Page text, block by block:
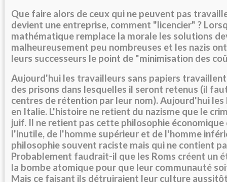
Que faire alors de ceux qui ne peuvent pas
devient une entreprise, comment "licencier" ?
mathématique remplace la morale les solutions
malheureusement peu nombreuses et les nazis
leurs successeurs le point de "minimisation des
Aujourd'hui les travailleurs sans papiers
des prisons dans lesquelles il seront retenus (il
centres de rétention par leur nom). Aujourd'hui les
en Italie. L'histoire ne retient du nazisme que le
juif. Il ne retient pas cette philosophie
l'inutile, de l'homme supérieur et de l'homme
philosophie souvent raciste mais qui ne contient
Probablement faudrait-il que les Roms créent un
la bombe atomique pour que leur communauté
Mais ce faisant ils détruiraient leur culture